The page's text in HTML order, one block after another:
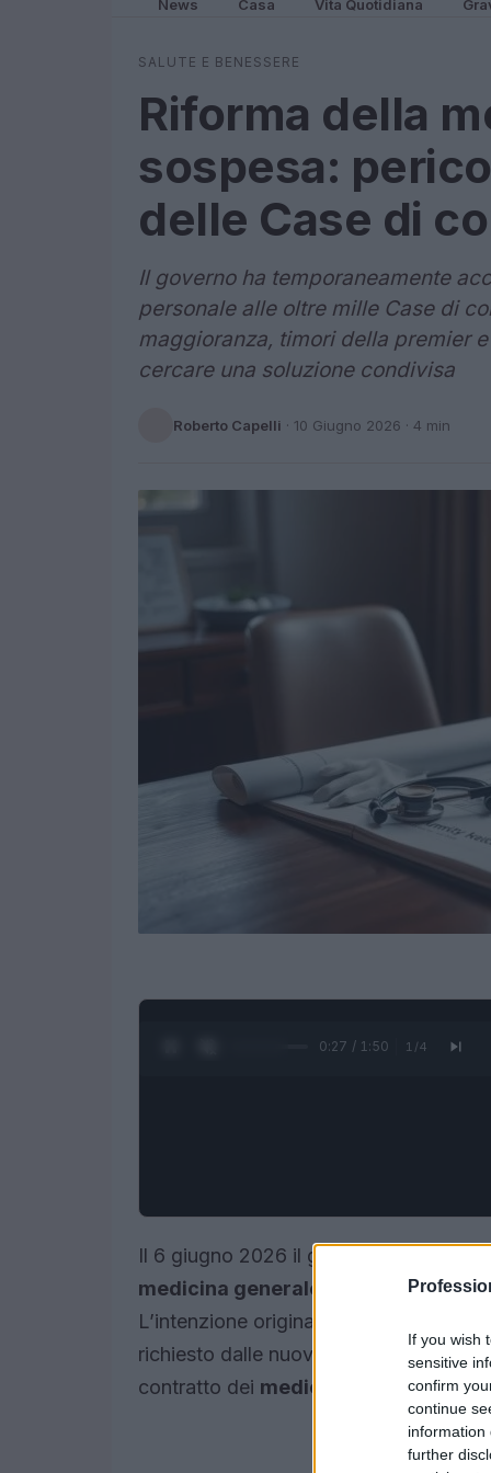
If you wish
sensitive
confirm
continue
information
further
News Casa Vita Quotidiana
SALUTE E BENESSERE
Riforma della
sospesa:
delle Case di
Il governo ha temporaneamente
personale alle oltre mille Case di
maggioranza, timori della premier
cercare una soluzione condivisa
Roberto Capelli · 10 Giugno 2026 · 4 min
0:28 / 1:50 1 /4
Il 6 giugno 2026 il governo ha
medicina generale
in vista
L’intenzione originaria era creare un
richiesto dalle nuove strutture
contratto dei medici di famiglia.